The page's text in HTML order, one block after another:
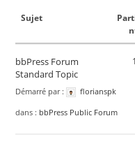
Sujet
bbPress Forum
Standard Topic
Démarré par :
florianspk
dans : bbPress Public Forum
1